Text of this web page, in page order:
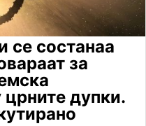
се состанаа
за
црните дупки.